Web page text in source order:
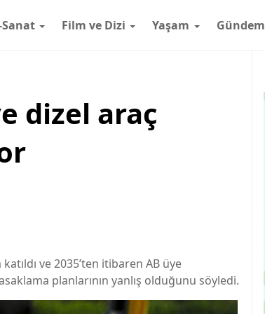
Film ve Dizi Yaşam Gündem
dizel araç
ve 2035’ten itibaren AB üye
planlarının yanlış olduğunu söyledi.